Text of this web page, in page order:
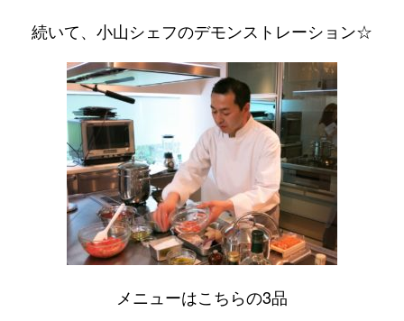
続いて、小山シェフのデモンストレーション☆
メニューはこちらの3品